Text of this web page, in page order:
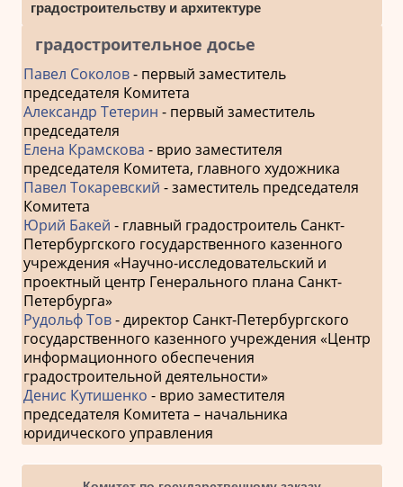
градостроительству и архитектуре
градостроительное досье
Павел Соколов- первый заместитель
председателя Комитета
Александр Тетерин - первый заместитель
председателя
Елена Крамскова - врио заместителя
председателя Комитета, главного художника
Павел Токаревский - заместитель председателя
Комитета
Юрий Бакей - главный градостроитель Санкт-
Петербургского государственного казенного
учреждения «Научно-исследовательский и
проектный центр Генерального плана Санкт-
Петербурга»
Рудольф Тов- директор Санкт-Петербургского
государственного казенного учреждения «Центр
информационного обеспечения
градостроительной деятельности»
Денис Кутишенко - врио заместителя
председателя Комитета – начальника
юридического управления